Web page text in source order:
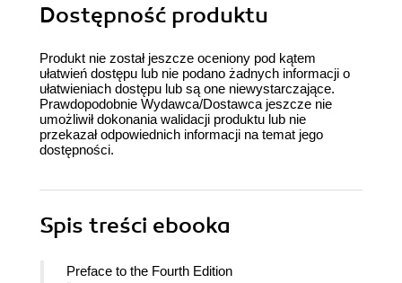
Dostępność produktu
Produkt nie został jeszcze oceniony pod kątem
ułatwień dostępu lub nie podano żadnych informacji o
ułatwieniach dostępu lub są one niewystarczające.
Prawdopodobnie Wydawca/Dostawca jeszcze nie
umożliwił dokonania walidacji produktu lub nie
przekazał odpowiednich informacji na temat jego
dostępności.
Spis treści ebooka
Preface to the Fourth Edition